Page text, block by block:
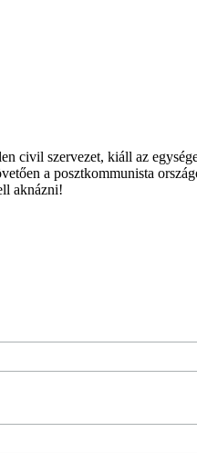
civil szervezet, kiáll az
a posztkommunista
aknázni!